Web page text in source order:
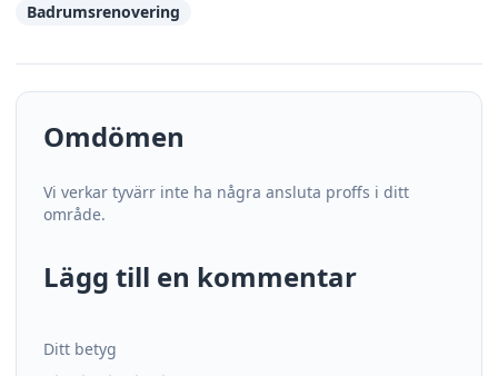
Badrumsrenovering
Omdömen
Vi verkar tyvärr inte ha några ansluta proffs i ditt
område.
Lägg till en kommentar
Ditt betyg